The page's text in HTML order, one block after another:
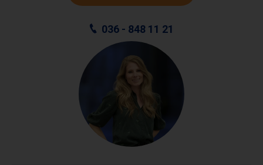
036 - 848 11 21